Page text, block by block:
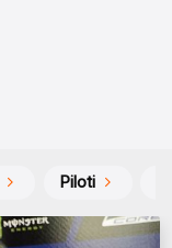
Piloti